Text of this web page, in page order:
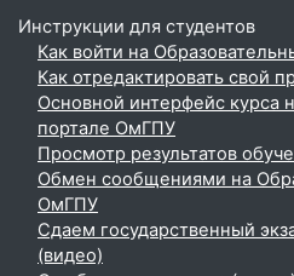
Инструкции для студентов
Как войти на
Как отредактировать свой
Основной интерфейс курса
портале ОмГПУ
Просмотр результатов
Обмен сообщениями на
ОмГПУ
Сдаем государственный
(видео)